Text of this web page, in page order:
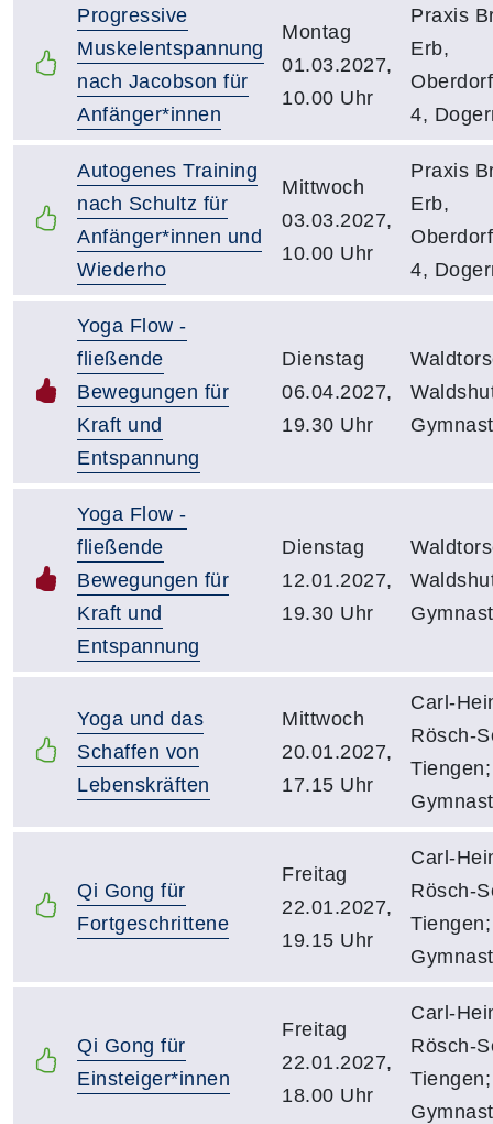
Progressive
Muskelentspannung
nach Jacobson für
Anfänger*innen
Montag
01.03.2027,
10.00 Uhr
Praxis
Erb,
4,
Autogenes Training
nach Schultz für
Anfänger*innen und
Wiederho
Mittwoch
03.03.2027,
10.00 Uhr
Praxis
Erb,
4,
Yoga Flow -
fließende
Bewegungen für
Kraft und
Entspannung
Dienstag
06.04.2027,
19.30 Uhr
Yoga Flow -
fließende
Bewegungen für
Kraft und
Entspannung
Dienstag
12.01.2027,
19.30 Uhr
Yoga und das
Schaffen von
Lebenskräften
Mittwoch
20.01.2027,
17.15 Uhr
Carl-
Rösch-
Tiengen;
Qi Gong für
Fortgeschrittene
Freitag
22.01.2027,
19.15 Uhr
Carl-
Rösch-
Tiengen;
Qi Gong für
Einsteiger*innen
Freitag
22.01.2027,
18.00 Uhr
Carl-
Rösch-
Tiengen;